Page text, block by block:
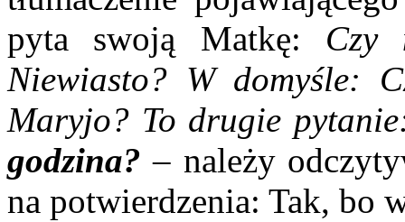
pyta swoją Matkę: Czy
Niewiasto? W domyśle:
Maryjo? To drugie
godzina? – należy
na potwierdzenia: Tak, bo